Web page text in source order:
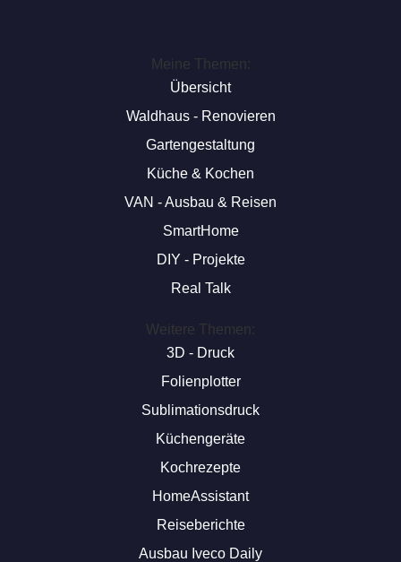
Meine Themen:
Übersicht
Waldhaus - Renovieren
Gartengestaltung
Küche & Kochen
VAN - Ausbau & Reisen
SmartHome
DIY - Projekte
Real Talk
Weitere Themen:
3D - Druck
Folienplotter
Sublimationsdruck
Küchengeräte
Kochrezepte
HomeAssistant
Reiseberichte
Ausbau Iveco Daily